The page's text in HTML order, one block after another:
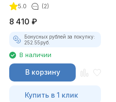
5.0 (2)
8 410 ₽
Бонусных рублей за покупку:
252.55руб.
В наличии
В корзину
Купить в 1 клик